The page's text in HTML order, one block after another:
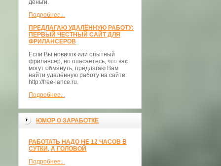
деньги.
Подробнее...
ПРЕДЛАГАЮ УДАЛЁННУЮ РАБОТУ:
ПЕРВЫЙ ЧЕСТНЫЙ САЙТ ДЛЯ
ФРИЛАНСЕРОВ
Если Вы новичок или опытный
фрилансер, но опасаетесь, что вас
могут обмануть, предлагаю Вам
найти удалённую работу на сайте:
http://free-lance.ru.
Подробнее...
ЮМОР О ЗАРАБОТКЕ
РАБОТАТЬ НАДО НЕ 12 ЧАСОВ В
СУТКИ, А ГОЛОВОЙ
Подробнее...